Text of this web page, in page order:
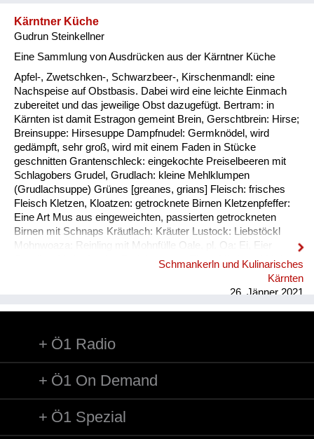
Kärntner Küche
Gudrun Steinkellner
Eine Sammlung von Ausdrücken aus der Kärntner Küche
Apfel-, Zwetschken-, Schwarzbeer-, Kirschenmandl: eine
Nachspeise auf Obstbasis. Dabei wird eine leichte Einmach
zubereitet und das jeweilige Obst dazugefügt. Bertram: in
Kärnten ist damit Estragon gemeint Brein, Gerschtbrein: Hirse;
Breinsuppe: Hirsesuppe Dampfnudel: Germknödel, wird
gedämpft, sehr groß, wird mit einem Faden in Stücke
geschnitten Grantenschleck: eingekochte Preiselbeeren mit
Schlagobers Grudel, Grudlach: kleine Mehlklumpen
(Grudlachsuppe) Grünes [greanes, grians] Fleisch: frisches
Fleisch Kletzen, Kloatzen: getrocknete Birnen Kletzenpfeffer:
Eine Art Mus aus eingeweichten, passierten getrockneten
Birnen mit Schnaps Kräutlach: Kräuter Lustock: Liebstöckl
Mohnwoaza: Reinling mit Mohnfülle Oale, pl. Oa: Ei, Eier
Oamilch: Vorläufer des Puddings, aus Eiern, Milch und Mehl
Piggalan: Weihnachtsgericht im Lavanttal, Mohnwoaza mit
einem Saft aus Dörrobst und Schnaps übergossen Plentn:
Schmankerln und Kulinarisches
Kärnten
26. Jänner 2021
Ö1 Radio
Ö1 On Demand
Ö1 Spezial